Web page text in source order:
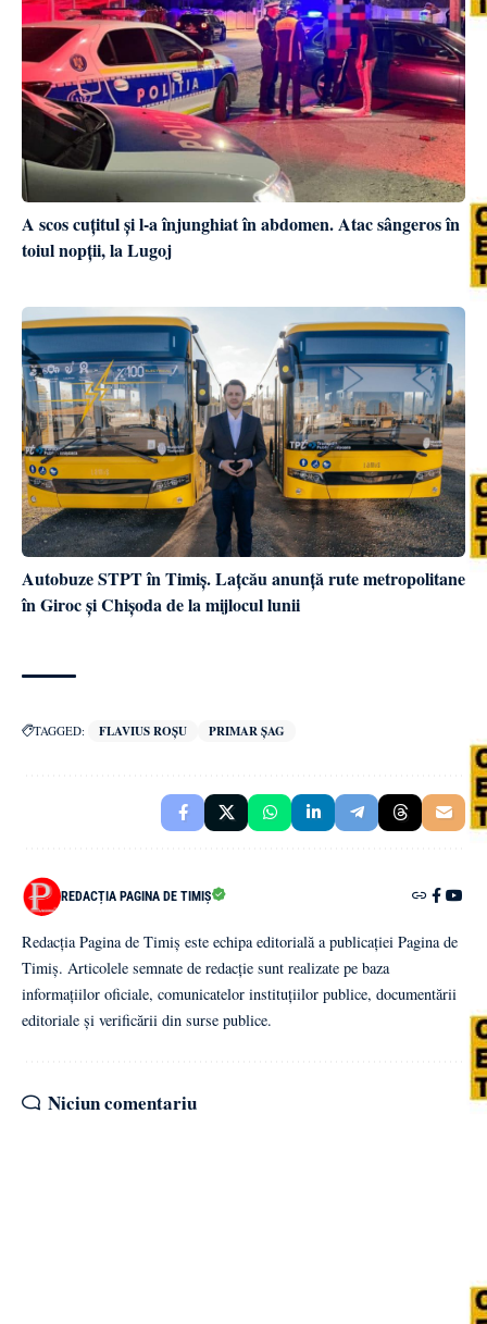
A scos cuțitul și l-a înjunghiat în abdomen. Atac sângeros în
toiul nopții, la Lugoj
Autobuze STPT în Timiș. Lațcău anunță rute metropolitane
în Giroc și Chișoda de la mijlocul lunii
TAGGED: FLAVIUS ROȘU PRIMAR ȘAG
REDACȚIA PAGINA DE TIMIȘ
Redacția Pagina de Timiș este echipa editorială a publicației Pagina de
Timiș. Articolele semnate de redacție sunt realizate pe baza
informațiilor oficiale, comunicatelor instituțiilor publice, documentării
editoriale și verificării din surse publice.
Niciun comentariu